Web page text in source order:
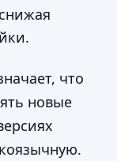
что
новые